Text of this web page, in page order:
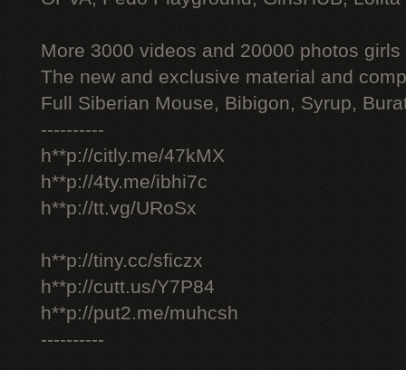
More 3000 videos and 20000 photos
The new and exclusive material and
Full Siberian Mouse, Bibigon, Syrup,
----------
h**p://citly.me/47kMX
h**p://4ty.me/ibhi7c
h**p://tt.vg/URoSx
h**p://tiny.cc/sficzx
h**p://cutt.us/Y7P84
h**p://put2.me/muhcsh
----------